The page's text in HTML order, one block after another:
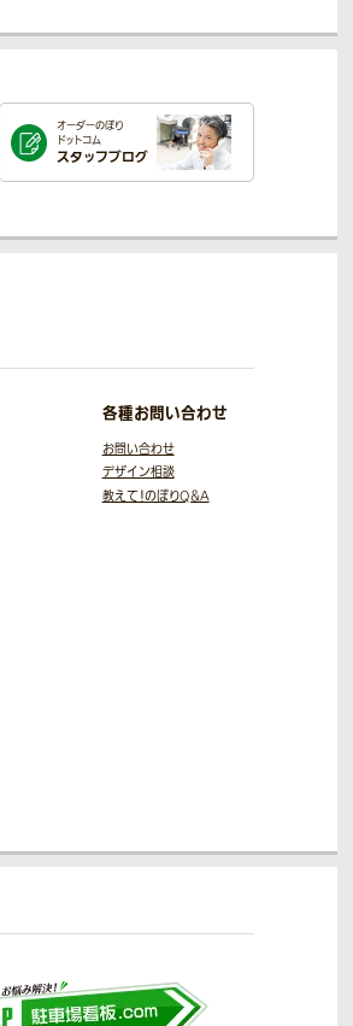
オーダーのぼり
ドットコム
スタッフブログ
各種お問い合わせ
お問い合わせ
デザイン相談
教えて！のぼりQ＆A